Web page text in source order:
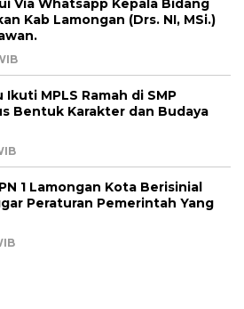
Via Whatsapp Kepala Bidang
Kab Lamongan (Drs. NI, MSi.)
MPLS Ramah di SMP
Bentuk Karakter dan Budaya
1 Lamongan Kota Berisinial
Peraturan Pemerintah Yang